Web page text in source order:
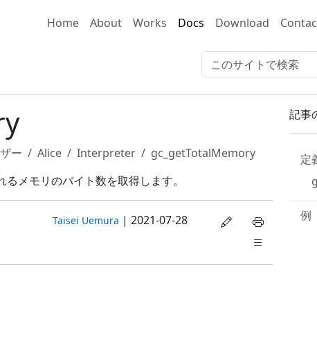
Home About Works Docs Download
記事
定
例
ー Alice Interpreter
gc_getTotalMemory
メモリのバイト数を取得します。
Taisei Uemura | 2021-07-28